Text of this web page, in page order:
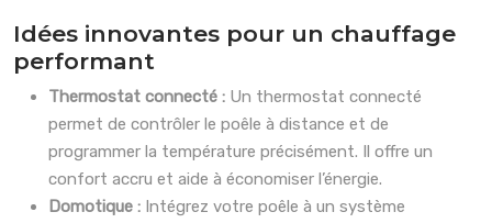
Idées innovantes pour un chauffage
performant
Thermostat connecté : Un thermostat connecté
permet de contrôler le poêle à distance et de
programmer la température précisément. Il offre un
confort accru et aide à économiser l’énergie.
Domotique : Intégrez votre poêle à un système